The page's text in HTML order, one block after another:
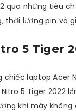
qua những tiêu
thời lượng pin và
5 Tiger
chiếc laptop Acer
5 Tiger 2022
khi máy không